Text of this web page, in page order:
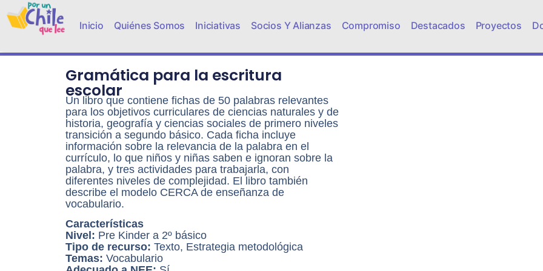
Inicio Quiénes Somos Iniciativas Socios Y Alianzas Compromiso Destacados Proyectos
Gramática para la escritura
escolar
Un libro que contiene fichas de 50 palabras relevantes
para los objetivos curriculares de ciencias naturales y de
historia, geografía y ciencias sociales de primero niveles
transición a segundo básico. Cada ficha incluye
información sobre la relevancia de la palabra en el
currículo, lo que niños y niñas saben e ignoran sobre la
palabra, y tres actividades para trabajarla, con
diferentes niveles de complejidad. El libro también
describe el modelo CERCA de enseñanza de
vocabulario.
Características
Nivel: Pre Kinder a 2º básico
Tipo de recurso: Texto, Estrategia metodológica
Temas: Vocabulario